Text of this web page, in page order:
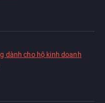
dành cho hộ kinh doanh